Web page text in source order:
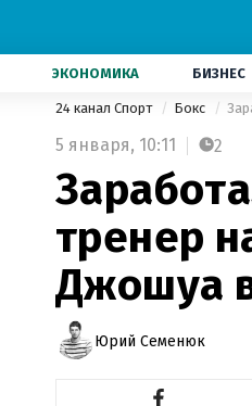
ЭКОНОМИКА БИЗНЕС
24 канал Спорт Бокс
5 января, 10:11 2
тренер
Джошуа
Юрий Семенюк